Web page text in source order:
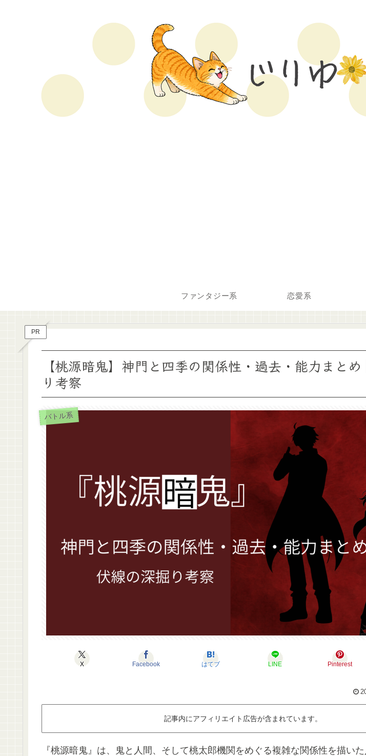
ファンタジー系 恋愛系
PR
【桃源暗鬼】神門と四季の関係性・過去・能力まと
り考察
バトル系
X Facebook はてブ LINE Pinterest
記事内にアフィリエイト広告が含まれています。
『桃源暗鬼』は、鬼と人間、そして桃太郎機関をめぐる複雑な関係性を描いた